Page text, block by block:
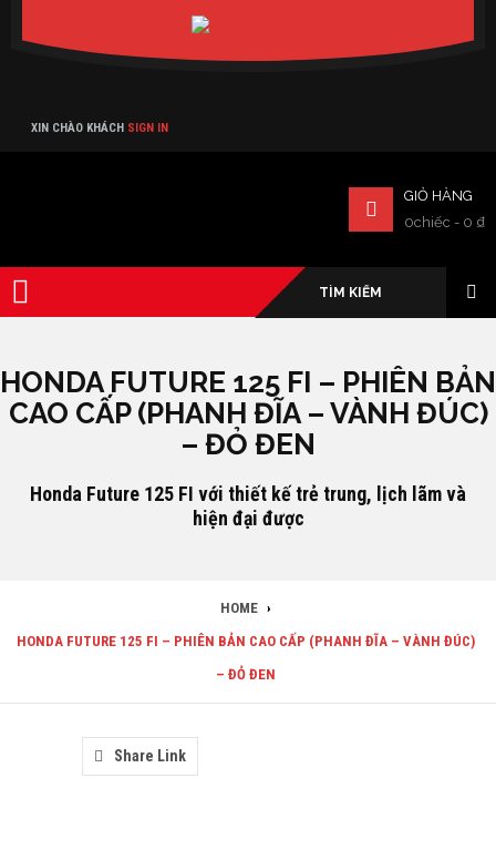
XIN CHÀO KHÁCH SIGN IN
GIỎ HÀNG
0chiếc - 0 ₫
HONDA FUTURE 125 FI – PHIÊN BẢN
CAO CẤP (PHANH ĐĨA – VÀNH ĐÚC)
– ĐỎ ĐEN
Honda Future 125 FI với thiết kế trẻ trung, lịch lãm và
hiện đại được
HOME ›
HONDA FUTURE 125 FI – PHIÊN BẢN CAO CẤP (PHANH ĐĨA – VÀNH ĐÚC)
– ĐỎ ĐEN
Share Link